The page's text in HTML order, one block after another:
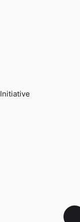
Initiative